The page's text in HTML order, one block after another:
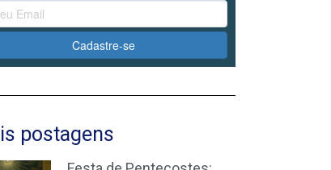
Cadastre-se
postagens